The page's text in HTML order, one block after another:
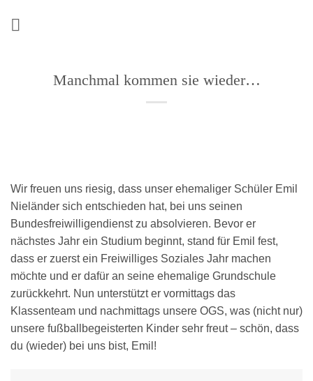
Manchmal kommen sie wieder…
Wir freuen uns riesig, dass unser ehemaliger Schüler Emil
Nieländer sich entschieden hat, bei uns seinen
Bundesfreiwilligendienst zu absolvieren. Bevor er
nächstes Jahr ein Studium beginnt, stand für Emil fest,
dass er zuerst ein Freiwilliges Soziales Jahr machen
möchte und er dafür an seine ehemalige Grundschule
zurückkehrt. Nun unterstützt er vormittags das
Klassenteam und nachmittags unsere OGS, was (nicht nur)
unsere fußballbegeisterten Kinder sehr freut – schön, dass
du (wieder) bei uns bist, Emil!